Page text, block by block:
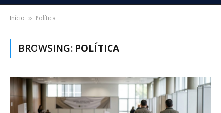
Início » Política
BROWSING: POLÍTICA